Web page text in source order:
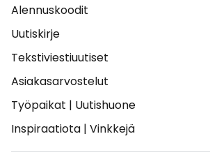
Alennuskoodit
Uutiskirje
Tekstiviestiuutiset
Asiakasarvostelut
Työpaikat | Uutishuone
Inspiraatiota | Vinkkejä